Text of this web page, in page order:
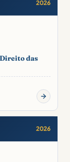
2026
das
2026